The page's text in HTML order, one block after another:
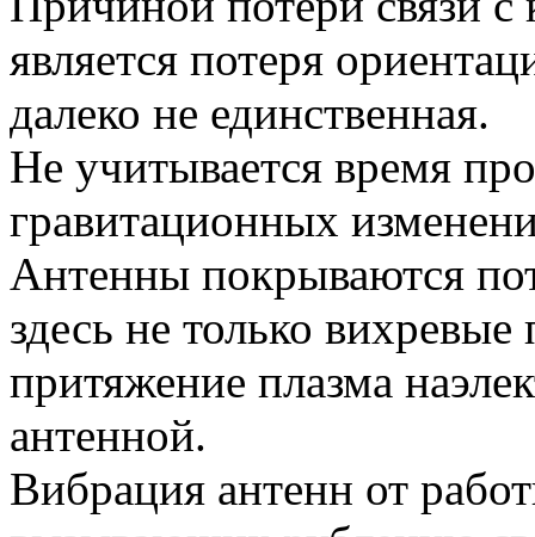
является потеря
далеко не единственная.
Не учитывается время
гравитационных
Антенны покрываются
здесь не только
притяжение плазма
антенной.
Вибрация антенн от